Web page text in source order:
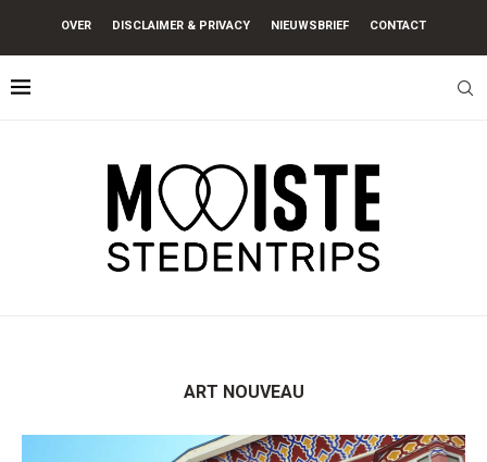
OVER DISCLAIMER & PRIVACY NIEUWSBRIEF CONTACT
ART NOUVEAU